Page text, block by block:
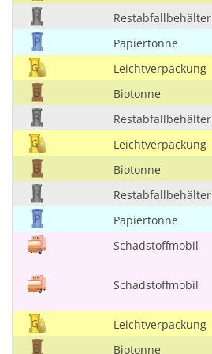
Restabfallbehälter
Papiertonne
Leichtverpackung
Biotonne
Restabfallbehälter
Leichtverpackung
Biotonne
Restabfallbehälter
Papiertonne
Schadstoffmobil
Schadstoffmobil
Leichtverpackung
Biotonne